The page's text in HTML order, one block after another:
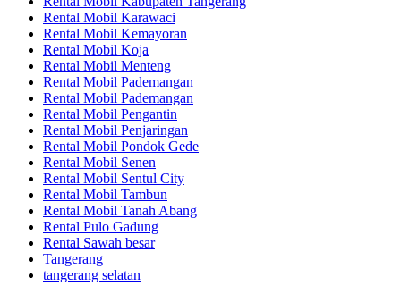
Rental Mobil Karawaci
Rental Mobil Kemayoran
Rental Mobil Koja
Rental Mobil Menteng
Rental Mobil Pademangan
Rental Mobil Pademangan
Rental Mobil Pengantin
Rental Mobil Penjaringan
Rental Mobil Pondok Gede
Rental Mobil Senen
Rental Mobil Sentul City
Rental Mobil Tambun
Rental Mobil Tanah Abang
Rental Pulo Gadung
Rental Sawah besar
Tangerang
tangerang selatan